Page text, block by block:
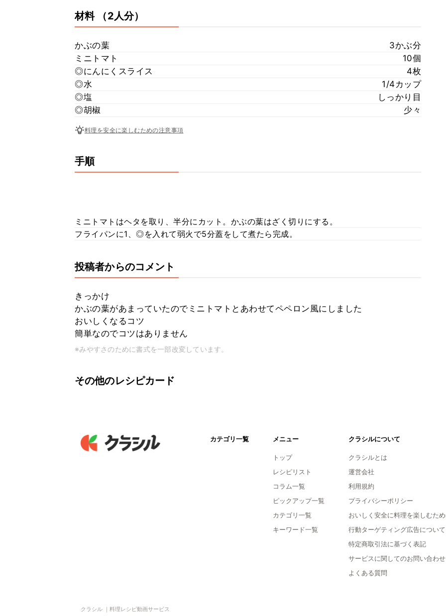
材料 （2人分）
かぶの葉
3かぶ分
ミニトマト
10個
◎にんにくスライス
4枚
◎水
1/4カップ
◎塩
しっかり目
◎胡椒
少々
料理を安全に楽しむための注意事項
手順
ミニトマトはヘタを取り、半分にカット。かぶの葉はざく切りにする。
フライパンに1、◎を入れて弱火で5分蓋をして煮たら完成。
投稿者からのコメント
きっかけ
かぶの葉があまっていたのでミニトマトとあわせてペペロン風にしました
おいしくなるコツ
簡単なのでコツはありません
※みやすさのために書式を一部改変しています。
その他のレシピカード
カテゴリ一覧 メニュー
トップ
レシピリスト
コラム一覧
ピックアップ一覧
カテゴリ一覧
キーワード一覧
クラシルについて
クラシルとは
運営会社
利用規約
プライバシーポリシー
おいしく安全に料理を楽しむため
行動ターゲティング広告について
特定商取引法に基づく表記
サービスに関してのお問い合わせ
よくある質問
クラシル ｜料理レシピ動画サービス